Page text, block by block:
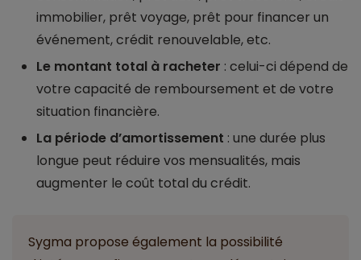
immobilier, prêt voyage, prêt pour financer un
événement, crédit renouvelable, etc.
Le montant total à racheter : celui-ci dépend de
votre capacité de remboursement et de votre
situation financière.
La période d’amortissement : une durée plus
longue peut réduire vos mensualités, mais
augmenter le coût total du crédit.
Sygma propose également la possibilité